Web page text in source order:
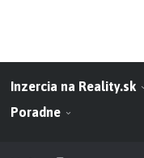
Inzercia na Reality.sk
Poradne